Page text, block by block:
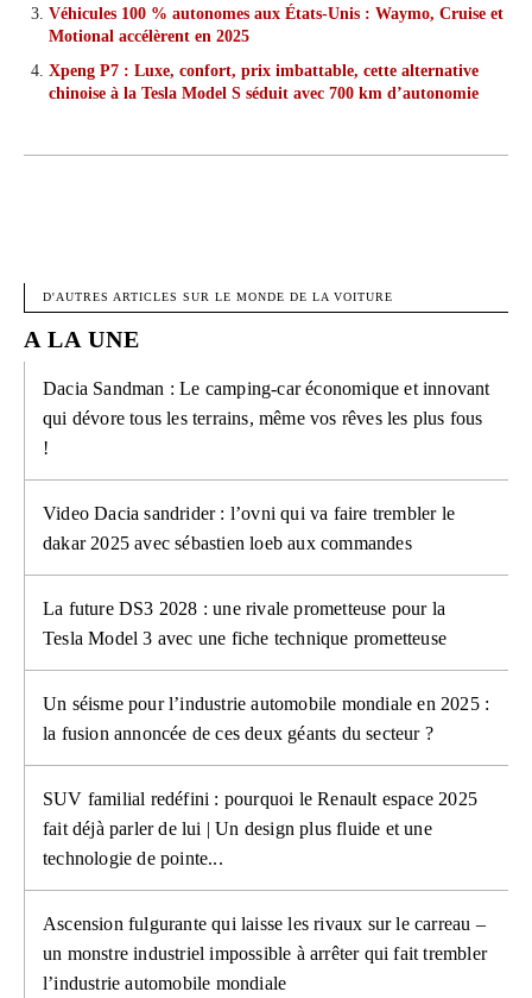
Véhicules 100 % autonomes aux États-Unis : Waymo, Cruise et
Motional accélèrent en 2025
Xpeng P7 : Luxe, confort, prix imbattable, cette alternative
chinoise à la Tesla Model S séduit avec 700 km d’autonomie
D'AUTRES ARTICLES SUR LE MONDE DE LA VOITURE
A LA UNE
Dacia Sandman : Le camping-car économique et innovant
qui dévore tous les terrains, même vos rêves les plus fous
!
Video Dacia sandrider : l’ovni qui va faire trembler le
dakar 2025 avec sébastien loeb aux commandes
La future DS3 2028 : une rivale prometteuse pour la
Tesla Model 3 avec une fiche technique prometteuse
Un séisme pour l’industrie automobile mondiale en 2025 :
la fusion annoncée de ces deux géants du secteur ?
SUV familial redéfini : pourquoi le Renault espace 2025
fait déjà parler de lui | Un design plus fluide et une
technologie de pointe...
Ascension fulgurante qui laisse les rivaux sur le carreau –
un monstre industriel impossible à arrêter qui fait trembler
l’industrie automobile mondiale